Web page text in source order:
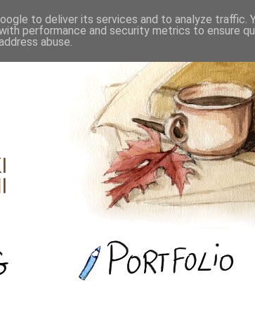
to deliver its services and to analyze traffic.
performance and security metrics to ensure
abuse.